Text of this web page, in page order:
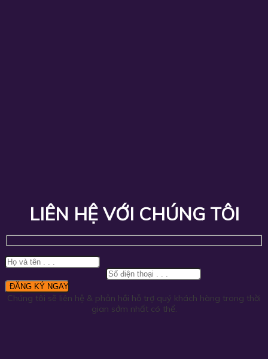
LIÊN HỆ VỚI CHÚNG TÔI
Chúng tôi sẽ liên hệ & phản hồi hỗ trợ quý khách hàng trong thời
gian sớm nhất có thể.